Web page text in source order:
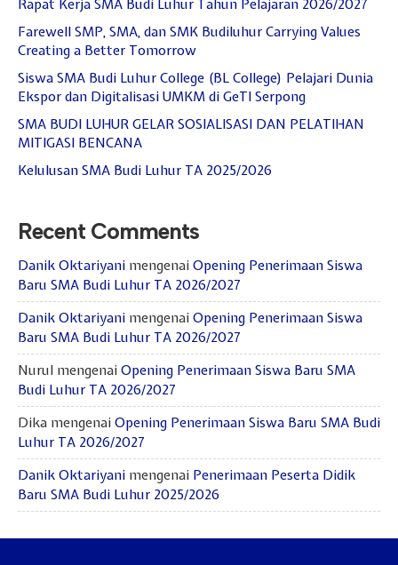
Rapat Kerja SMA Budi Luhur Tahun Pelajaran 2026/2027
Farewell SMP, SMA, dan SMK Budiluhur Carrying Values
Creating a Better Tomorrow
Siswa SMA Budi Luhur College (BL College) Pelajari Dunia
Ekspor dan Digitalisasi UMKM di GeTI Serpong
SMA BUDI LUHUR GELAR SOSIALISASI DAN PELATIHAN
MITIGASI BENCANA
Kelulusan SMA Budi Luhur TA 2025/2026
Recent Comments
Danik Oktariyani mengenai Opening Penerimaan Siswa
Baru SMA Budi Luhur TA 2026/2027
Danik Oktariyani mengenai Opening Penerimaan Siswa
Baru SMA Budi Luhur TA 2026/2027
Nurul mengenai Opening Penerimaan Siswa Baru SMA
Budi Luhur TA 2026/2027
Dika mengenai Opening Penerimaan Siswa Baru SMA Budi
Luhur TA 2026/2027
Danik Oktariyani mengenai Penerimaan Peserta Didik
Baru SMA Budi Luhur 2025/2026